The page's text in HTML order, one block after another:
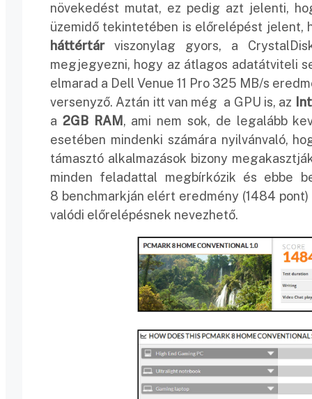
növekedést mutat, ez pedig azt jelenti,
üzemidő tekintetében is előrelépést jelent,
háttértárviszonylag gyors, a
megjegyezni, hogy az átlagos adatátviteli
elmarad a Dell Venue 11 Pro 325 MB/s
versenyző. Aztán itt van még a GPU is, az
a 2GB RAM, ami nem sok, de legalább
esetében mindenki számára nyilvánvaló,
támasztó alkalmazások bizony
minden feladattal megbírkózik és ebbe
8 benchmarkján elért eredmény (1484
valódi előrelépésnek nevezhető.